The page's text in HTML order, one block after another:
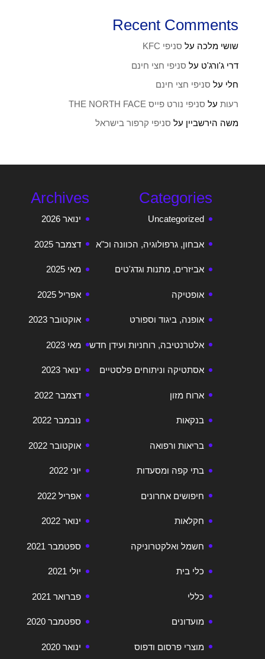
Recent Comments
שושי מלכה על סניפי KFC
דרי ג'ורג'ט על סניפי חצי חינם
חלי על סניפי חצי חינם
רעותעל סניפי נורט פייס THE NORTH FACE
משה הירשביין על סניפי קרפור בישראל
Archives
ינואר 2026
דצמבר 2025
מאי 2025
אפריל 2025
אוקטובר 2023
מאי 2023
ינואר 2023
דצמבר 2022
נובמבר 2022
אוקטובר 2022
יוני 2022
אפריל 2022
ינואר 2022
ספטמבר 2021
יולי 2021
פברואר 2021
ספטמבר 2020
ינואר 2020
Categories
Uncategorized
אבחון, גרפולוגיה, הכוונה וכ"א
אביזרים, מתנות וגדג'טים
אופטיקה
אופנה, ביגוד וספורט
אלטרנטיבה, רוחניות ועידן חדש
אסתטיקה וניתוחים פלסטיים
ארוח מזון
בנקאות
בריאות ורפואה
בתי קפה ומסעדות
חיפושים אחרונים
חקלאות
חשמל ואלקטרוניקה
כלי בית
כללי
מועדונים
מוצרי פרסום ודפוס